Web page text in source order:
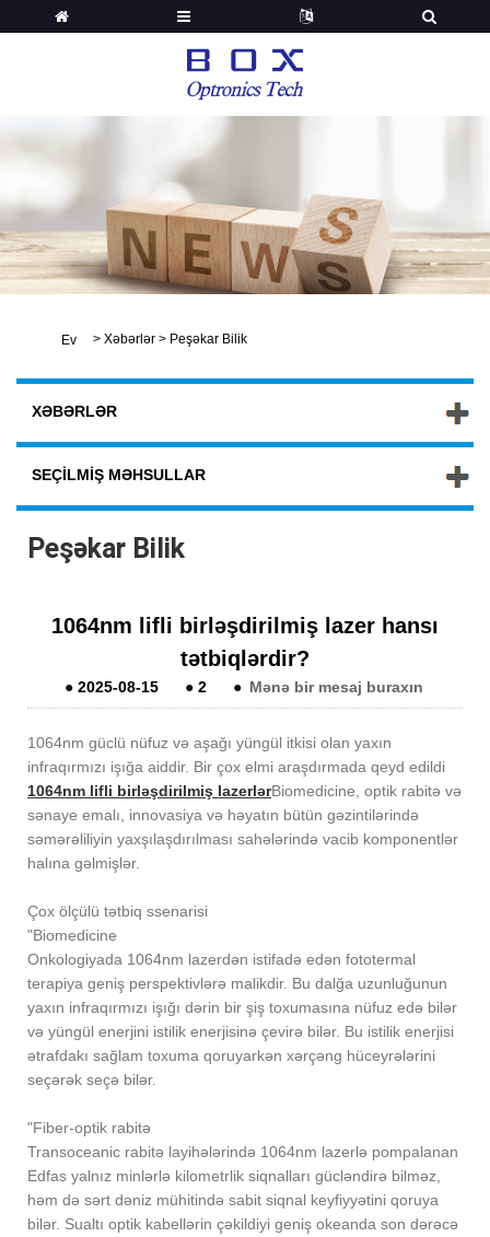
Ev > Xəbərlər > Peşəkar Bilik
XƏBƏRLƏR
SEÇILMIŞ MƏHSULLAR
Peşəkar Bilik
1064nm lifli birləşdirilmiş lazer hansı
tətbiqlərdir?
● 2025-08-15 ● 2 ● Mənə bir mesaj buraxın
1064nm güclü nüfuz və aşağı yüngül itkisi olan yaxın
infraqırmızı işığa aiddir. Bir çox elmi araşdırmada qeyd edildi
1064nm lifli birləşdirilmiş lazerlərBiomedicine, optik rabitə və
sənaye emalı, innovasiya və həyatın bütün gəzintilərində
səmərəliliyin yaxşılaşdırılması sahələrində vacib komponentlər
halına gəlmişlər.
Çox ölçülü tətbiq ssenarisi
"Biomedicine
Onkologiyada 1064nm lazerdən istifadə edən fototermal
terapiya geniş perspektivlərə malikdir. Bu dalğa uzunluğunun
yaxın infraqırmızı işığı dərin bir şiş toxumasına nüfuz edə bilər
və yüngül enerjini istilik enerjisinə çevirə bilər. Bu istilik enerjisi
ətrafdakı sağlam toxuma qoruyarkən xərçəng hüceyrələrini
seçərək seçə bilər.
"Fiber-optik rabitə
Transoceanic rabitə layihələrində 1064nm lazerlə pompalanan
Edfas yalnız minlərlə kilometrlik siqnalları gücləndirə bilməz,
həm də sərt dəniz mühitində sabit siqnal keyfiyyətini qoruya
bilər. Sualtı optik kabellərin çəkildiyi geniş okeanda son dərəcə